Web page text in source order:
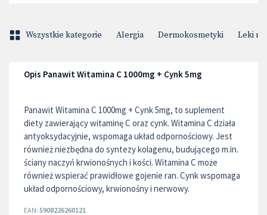
Wszystkie kategorie Alergia Dermokosmetyki Leki
Opis Panawit Witamina C 1000mg + Cynk 5mg
Panawit Witamina C 1000mg + Cynk 5mg, to suplement
diety zawierający witaminę C oraz cynk. Witamina C działa
antyoksydacyjnie, wspomaga układ odpornościowy. Jest
również niezbędna do syntezy kolagenu, budującego m.in.
ściany naczyń krwionośnych i kości. Witamina C może
również wspierać prawidłowe gojenie ran. Cynk wspomaga
układ odpornościowy, krwionośny i nerwowy.
EAN: 5908226260121